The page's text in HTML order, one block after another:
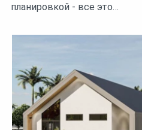
планировкой - все это…